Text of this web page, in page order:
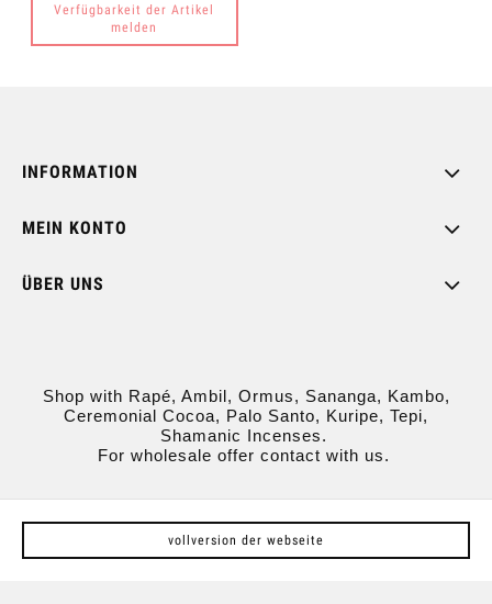
Verfügbarkeit der Artikel
melden
INFORMATION
MEIN KONTO
ÜBER UNS
Shop with Rapé, Ambil, Ormus, Sananga, Kambo,
Ceremonial Cocoa, Palo Santo, Kuripe, Tepi,
Shamanic Incenses.
For wholesale offer contact with us.
vollversion der webseite